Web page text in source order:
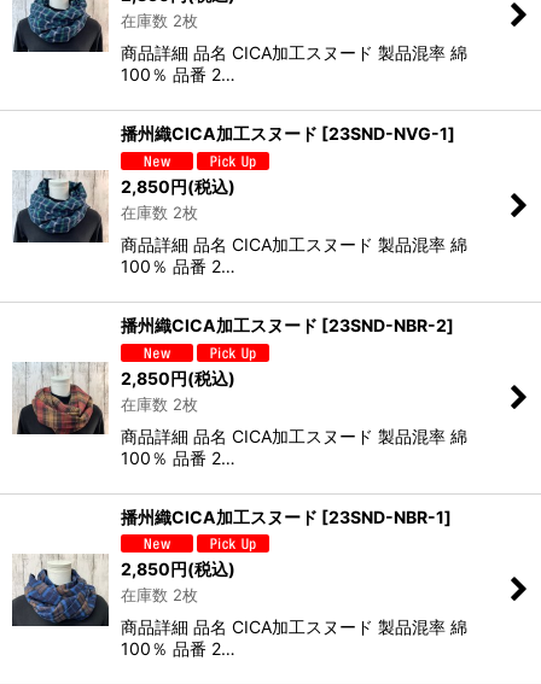
在庫数 2枚
商品詳細 品名 CICA加工スヌード 製品混率 綿
100％ 品番 2…
播州織CICA加工スヌード [23SND-NVG-1]
2,850円(税込)
在庫数 2枚
商品詳細 品名 CICA加工スヌード 製品混率 綿
100％ 品番 2…
播州織CICA加工スヌード [23SND-NBR-2]
2,850円(税込)
在庫数 2枚
商品詳細 品名 CICA加工スヌード 製品混率 綿
100％ 品番 2…
播州織CICA加工スヌード [23SND-NBR-1]
2,850 円(税込)
在庫数 2枚
商品詳細 品名 CICA加工スヌード 製品混率 綿
100％ 品番 2…